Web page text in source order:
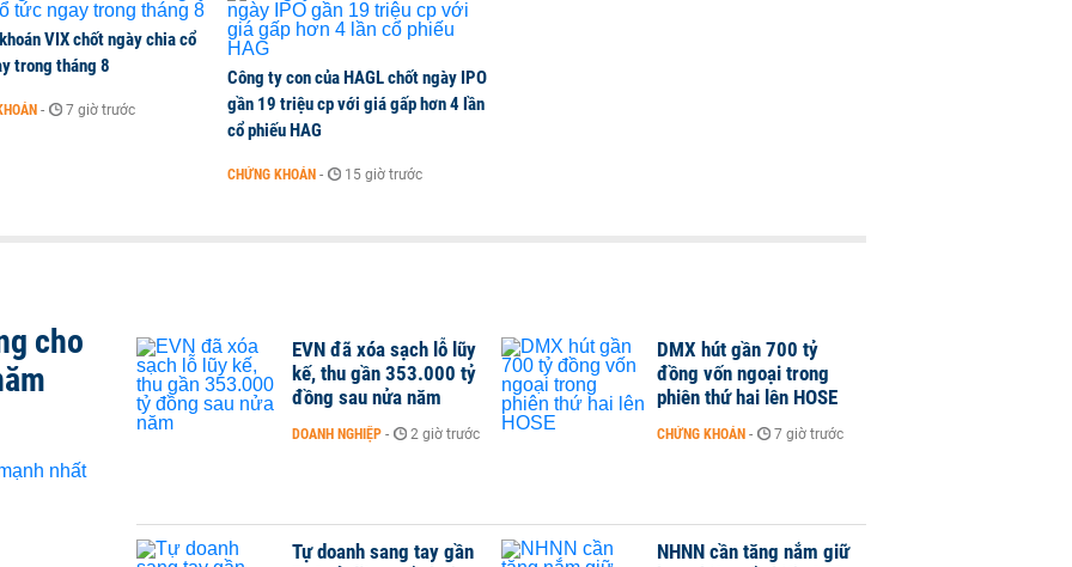
VIX chốt ngày chia cổ
trong tháng 8
- 7 giờ trước
Công ty con của HAGL chốt ngày IPO
gần 19 triệu cp với giá gấp hơn 4 lần
cổ phiếu HAG
CHỨNG KHOÁN - 15 giờ trước
cho
EVN đã xóa sạch lỗ lũy
kế, thu gần 353.000 tỷ
đồng sau nửa năm
DOANH NGHIỆP - 2 giờ trước
DMX hút gần 700 tỷ
đồng vốn ngoại trong
phiên thứ hai lên HOSE
CHỨNG KHOÁN - 7 giờ trước
Tự doanh sang tay gần
NHNN cần tăng nắm giữ